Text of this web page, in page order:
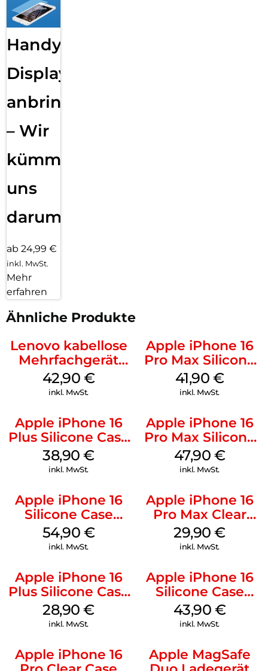
Handy
Displayfolie
anbringen
– Wir
kümmern
uns
darum!
ab 24,99 €
inkl. MwSt.
Mehr
erfahren
Ähnliche Produkte
Lenovo kabellose
Mehrfachgerät
Luna Grey
42,90 €
inkl. MwSt.
Apple iPhone 16
Pro Max Silicone
Case MagSafe
Ultramarine
41,90 €
inkl. MwSt.
Apple iPhone 16
Plus Silicone Case
MagSafe Denim
38,90€
inkl. MwSt.
Apple iPhone 16
Pro Max Silicone
Case MagSafe
Black
47,90 €
inkl. MwSt.
Apple iPhone 16
Silicone Case
MagSafe Lake
Green
54,90 €
inkl. MwSt.
Apple iPhone 16
Pro Max Clear
Case MagSafe
Transparent
29,90€
inkl. MwSt.
Apple iPhone 16
Plus Silicone Case
MagSafe Black
28,90€
inkl. MwSt.
Apple iPhone 16
Silicone Case
MagSafe Plum
43,90 €
inkl. MwSt.
Apple iPhone 16
Apple MagSafe